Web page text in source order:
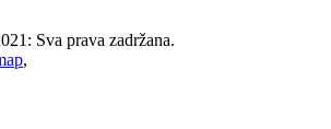
Sva prava zadržana.
,